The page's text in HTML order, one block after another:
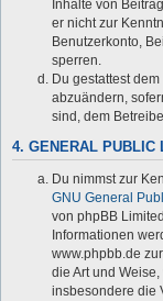
Inhalte von
er nicht zur
Benutzerkonto,
sperren.
Du gestattest
abzuändern,
sind, dem
4. GENERAL PUBLIC
Du nimmst zur
GNU General
von phpBB
Informationen
www.phpbb.de
die Art und
insbesondere die